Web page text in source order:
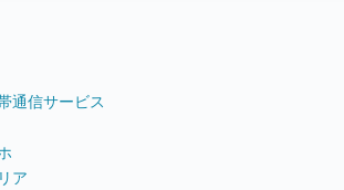
通信サービス
ア